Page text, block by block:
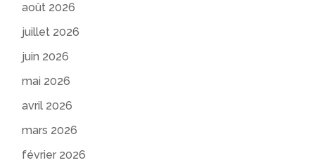
août 2026
juillet 2026
juin 2026
mai 2026
avril 2026
mars 2026
février 2026